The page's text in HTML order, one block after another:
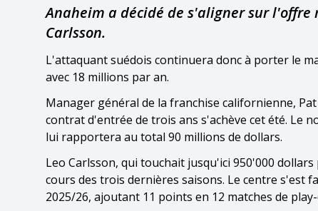
Anaheim a décidé de s'aligner sur
Carlsson.
L'attaquant suédois continuera donc à porter le
avec 18 millions par an.
Manager général de la franchise californienne,
contrat d'entrée de trois ans s'achève cet été. Le
lui rapportera au total 90 millions de dollars.
Leo Carlsson, qui touchait jusqu'ici 950'000
cours des trois dernières saisons. Le centre s'est
2025/26, ajoutant 11 points en 12 matches de